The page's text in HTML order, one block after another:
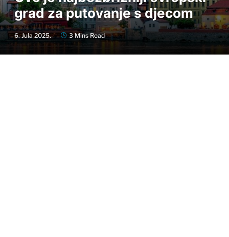
grad za putovanje s djecom
6. Jula 2025. 3 Mins Read